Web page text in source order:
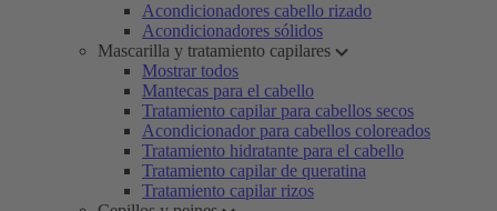
Acondicionadores cabello rizado
Acondicionadores sólidos
Mascarilla y tratamiento capilares
Mostrar todos
Mantecas para el cabello
Tratamiento capilar para cabellos secos
Acondicionador para cabellos coloreados
Tratamiento hidratante para el cabello
Tratamiento capilar de queratina
Tratamiento capilar rizos